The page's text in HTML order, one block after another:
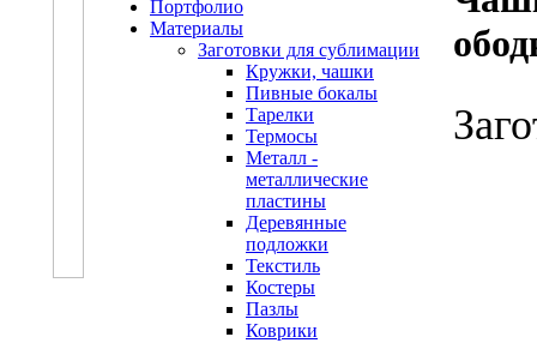
Портфолио
Материалы
Заготовки для сублимации
Кружки, чашки
Пивные бокалы
Тарелки
Термосы
Металл -
металлические
пластины
Деревянные
подложки
Текстиль
Костеры
Пазлы
Коврики